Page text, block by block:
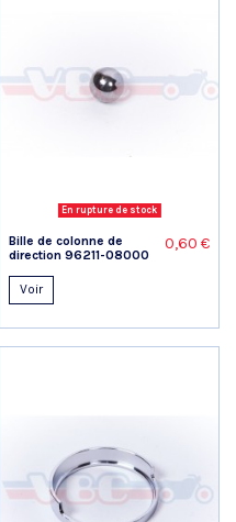
En rupture de stock
Bille de colonne de
direction 96211-08000
0,60 €
Voir